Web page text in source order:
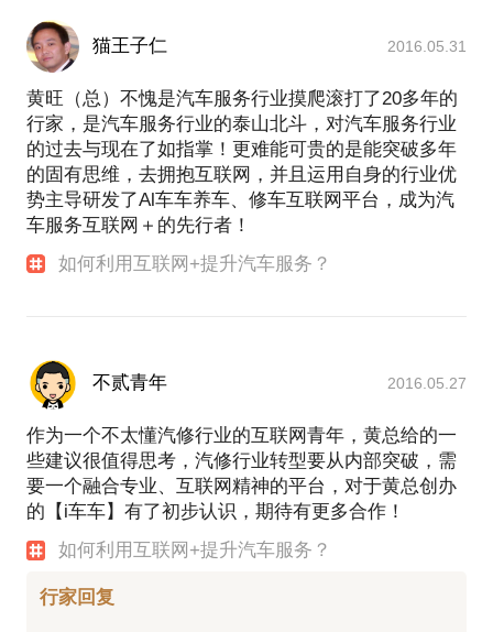
猫王子仁 2016.05.31
黄旺（总）不愧是汽车服务行业摸爬滚打了20多年的
行家，是汽车服务行业的泰山北斗，对汽车服务行业
的过去与现在了如指掌！更难能可贵的是能突破多年
的固有思维，去拥抱互联网，并且运用自身的行业优
势主导研发了Al车车养车、修车互联网平台，成为汽
车服务互联网＋的先行者！
如何利用互联网+提升汽车服务？
不贰青年 2016.05.27
作为一个不太懂汽修行业的互联网青年，黄总给的一
些建议很值得思考，汽修行业转型要从内部突破，需
要一个融合专业、互联网精神的平台，对于黄总创办
的【i车车】有了初步认识，期待有更多合作！
如何利用互联网+提升汽车服务？
行家回复